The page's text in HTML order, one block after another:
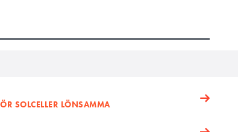
SOLCELLER LÖNSAMMA